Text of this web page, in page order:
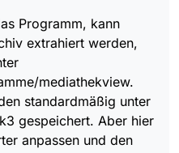
Programm, kann
extrahiert werden,
mediathekview.
standardmäßig unter
gespeichert. Aber hier
anpassen und den